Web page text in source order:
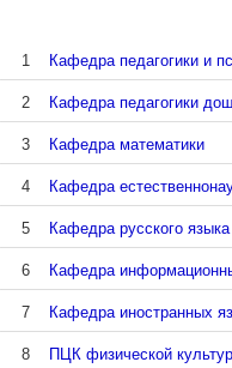
1 Кафедра педагогики и
2 Кафедра педагогики
3 Кафедра математики
4 Кафедра
5 Кафедра русского
6 Кафедра
7 Кафедра иностранных
8 ПЦК физической